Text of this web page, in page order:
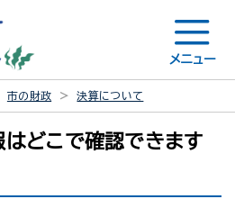
メニュー
市の財政 決算について
どこで確認できます